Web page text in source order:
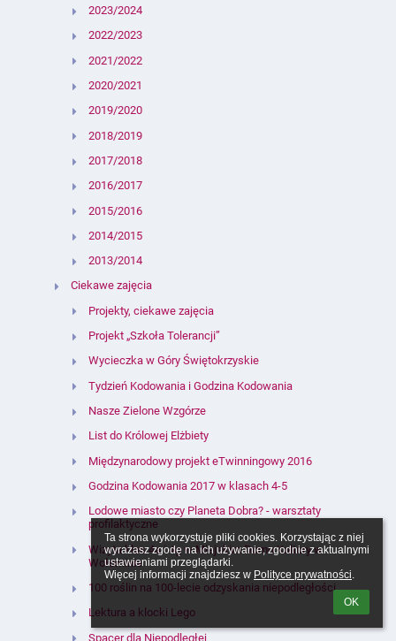
Ta strona wykorzystuje pliki cookies. Korzystając z niej
wyrażasz zgodę na ich używanie, zgodnie z aktualnymi
ustawieniami przeglądarki.
Więcej informacji znajdziesz w Polityce prywatności.
OK
2023/2024
2022/2023
2021/2022
2020/2021
2019/2020
2018/2019
2017/2018
2016/2017
2015/2016
2014/2015
2013/2014
Ciekawe zajęcia
Projekty, ciekawe zajęcia
Projekt „Szkoła Tolerancji”
Wycieczka w Góry Świętokrzyskie
Tydzień Kodowania i Godzina Kodowania
Nasze Zielone Wzgórze
List do Królowej Elżbiety
Międzynarodowy projekt eTwinningowy 2016
Godzina Kodowania 2017 w klasach 4-5
Lodowe miasto czy Planeta Dobra? - warsztaty
profilaktyczne
Wizyta klas 4a i 4g w Miejskim Domu Kultury w
Wołominie
100 roślin na 100-lecie odzyskania niepodległości
Lektura a klocki Lego
Spacer dla Niepodległej